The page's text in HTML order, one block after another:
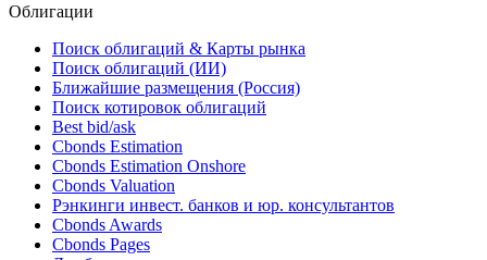
Облигации
Поиск облигаций & Карты рынка
Поиск облигаций (ИИ)
Ближайшие размещения (Россия)
Поиск котировок облигаций
Best bid/ask
Cbonds Estimation
Cbonds Estimation Onshore
Cbonds Valuation
Рэнкинги инвест. банков и юр. консультантов
Cbonds Awards
Cbonds Pages